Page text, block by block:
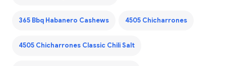
365 Bbq Habanero Cashews 4505 Chicharrones
4505 Chicharrones Classic Chili Salt